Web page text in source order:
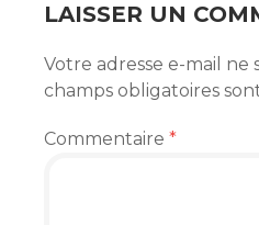
LAISSER UN
Votre adresse e-mail ne
champs obligatoires
Commentaire *